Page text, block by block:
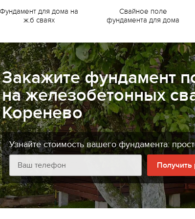
Фундамент для дома на
ж.б сваях
Свайное поле
фундамента для дома
Закажите фундамент
на железобетонных
Коренево
Узнайте стоимость вашего фундамента:
Получить